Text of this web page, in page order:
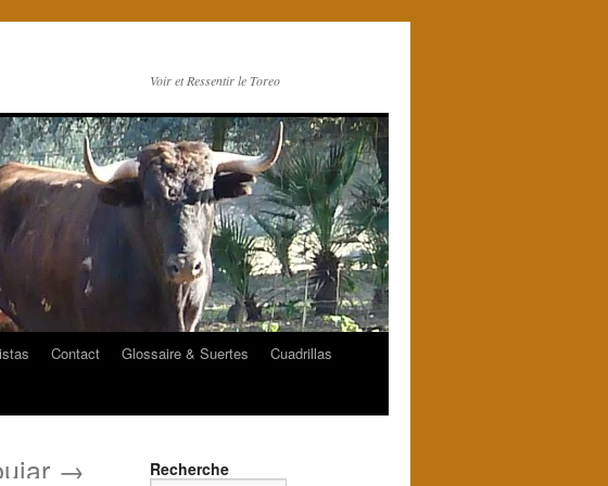
Voir et Ressentir le Toreo
Contact Glossaire & Suertes
Cuadrillas
→ Recherche